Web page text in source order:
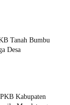
Tanah Bumbu
Desa
Kabupaten